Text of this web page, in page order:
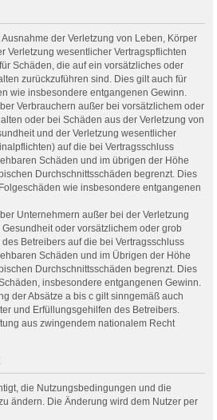
Ausnahme der Verletzung von Leben, Körper
Verletzung wesentlicher Vertragspflichten
Schäden, die auf ein vorsätzliches oder
zurückzuführen sind. Dies gilt auch für
wie insbesondere entgangenen Gewinn.
Verbrauchern außer bei vorsätzlichem oder
oder bei Schäden aus der Verletzung von
und der Verletzung wesentlicher
auf die bei Vertragsschluss
Schäden und im übrigen der Höhe
Durchschnittsschäden begrenzt. Dies
wie insbesondere entgangenen
Unternehmern außer bei der Verletzung
oder vorsätzlichem oder grob
Betreibers auf die bei Vertragsschluss
Schäden und im Übrigen der Höhe
Durchschnittsschäden begrenzt. Dies
insbesondere entgangenen Gewinn.
der Absätze a bis c gilt sinngemäß auch
und Erfüllungsgehilfen des Betreibers.
aus zwingendem nationalem Recht
die Nutzungsbedingungen und die
ändern. Die Änderung wird dem Nutzer per